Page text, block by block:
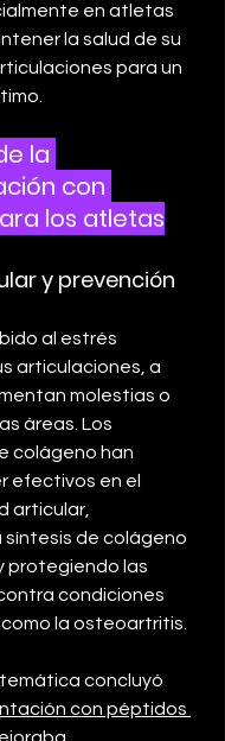
en atletas
la salud de su
para un
la
con
los atletas
y prevención
al estrés
articulaciones, a
molestias o
áreas. Los
colágeno han
efectivos en el
articular,
síntesis de colágeno
protegiendo las
condiciones
la osteoartritis.
concluyó
con péptidos